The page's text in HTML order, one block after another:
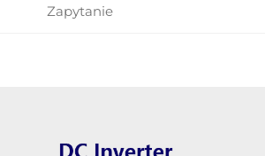
Zapytanie